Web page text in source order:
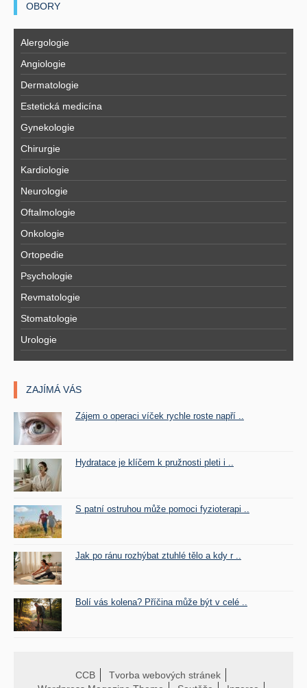
OBORY
Alergologie
Angiologie
Dermatologie
Estetická medicína
Gynekologie
Chirurgie
Kardiologie
Neurologie
Oftalmologie
Onkologie
Ortopedie
Psychologie
Revmatologie
Stomatologie
Urologie
ZAJÍMÁ VÁS
Zájem o operaci víček rychle roste napří ..
Hydratace je klíčem k pružnosti pleti i ..
S patní ostruhou může pomoci fyzioterapi ..
Jak po ránu rozhýbat ztuhlé tělo a kdy r ..
Bolí vás kolena? Příčina může být v celé ..
CCB
Tvorba webových stránek